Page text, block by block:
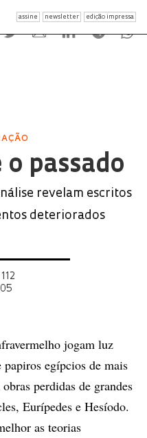
assine newsletter edição impressa
o passado
revelam escritos
deteriorados
jogam luz
egípcios de mais
perdidas de grandes
Eurípedes e Hesíodo.
as teorias